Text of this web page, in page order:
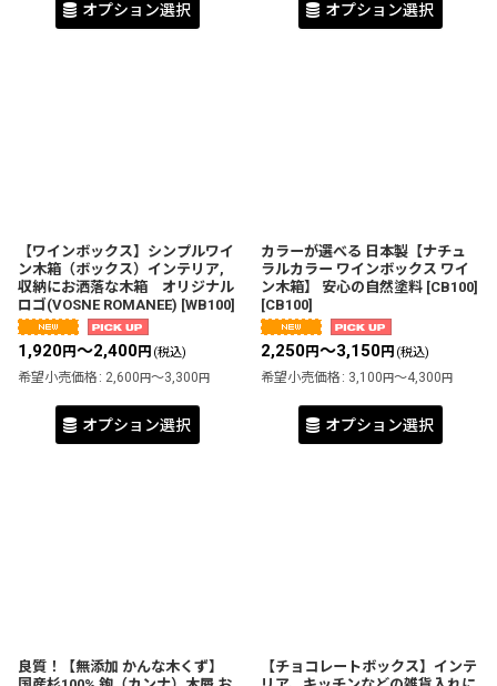
オプション選択 オプション選択
【ワインボックス】シンプルワイ
ン木箱（ボックス）インテリア,
収納にお洒落な木箱 オリジナル
ロゴ(VOSNE ROMANEE) [WB100]
1,920円～2,400円 (税込)
希望小売価格 : 2,600円～3,300円
オプション選択
カラーが選べる 日本製【ナチュ
ラルカラー ワインボックス ワイ
ン木箱】 安心の自然塗料 [CB100]
[CB100]
2,250円～3,150円 (税込)
希望小売価格 : 3,100円～4,300円
オプション選択
良質！【無添加 かんな木くず】
【チョコレートボックス】インテ